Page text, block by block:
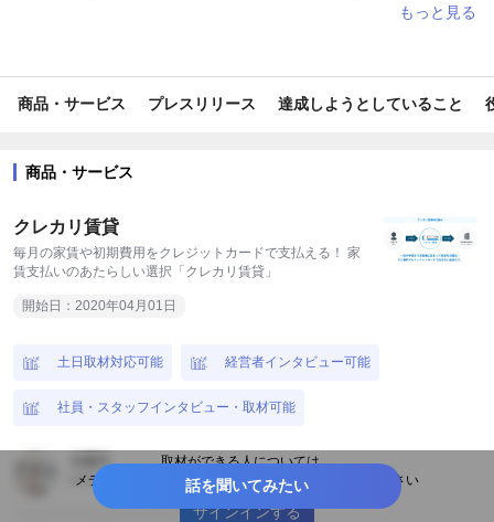
#経済損失 #衣食住 #キャッシュレス
話を聞いてみたい
商品・サービス プレスリリース 達成しようとしていること
商品・サービス
クレカリ賃貸
毎月の家賃や初期費用をクレジットカードで⽀払える！ 家
賃支払いのあたらしい選択「クレカリ賃貸」
開始日：2020年04月01日
土日取材対応可能 経営者インタビュー可能
社員・スタッフインタビュー・取材可能
加藤玲
経営戦略室長
取材ができる人については、
メディアアカウントでサインインしてからご利用ください
サインインする